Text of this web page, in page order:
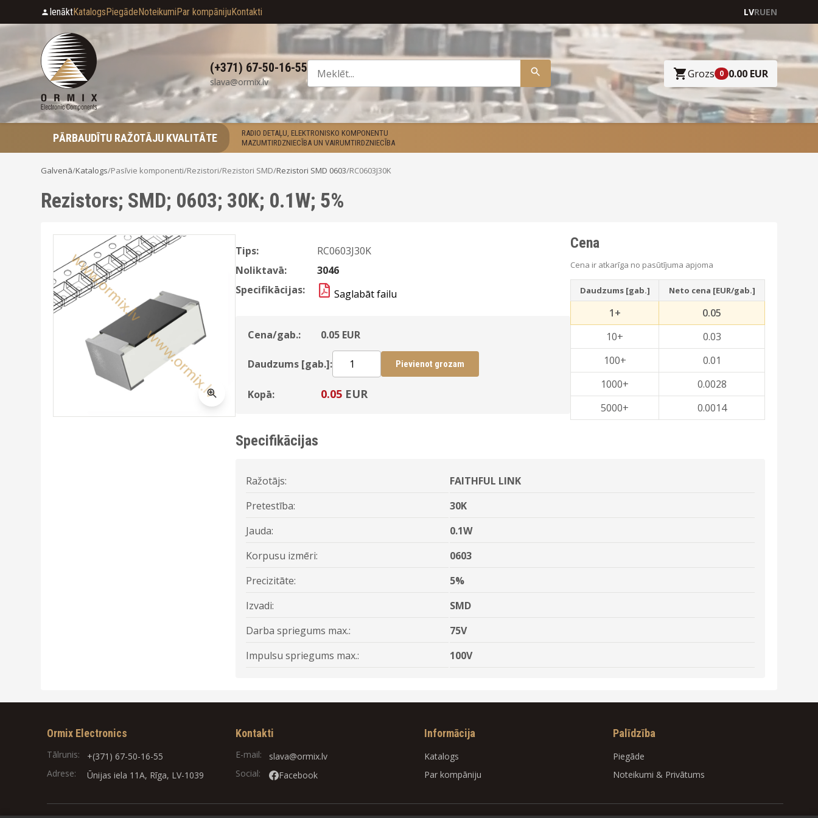
IenāktKatalogsPiegādeNoteikumiPar kompānijuKontakti LVRUEN
(+371) 67-50-16-55
slava@ormix.lv
Grozs 0 0.00 EUR
PĀRBAUDĪTU RAŽOTĀJU KVALITĀTE
RADIO DETAĻU, ELEKTRONISKO KOMPONENTU
MAZUMTIRDZNIECĪBA UN VAIRUMTIRDZNIECĪBA
Galvenā/Katalogs/Pasīvie komponenti/Rezistori/Rezistori SMD/Rezistori SMD 0603/RC0603J30K
Rezistors; SMD; 0603; 30K; 0.1W; 5%
Tips:
RC0603J30K
Noliktavā:
3046
Specifikācijas:
Saglabāt failu
Cena/gab.: 0.05 EUR
Daudzums [gab.]: Pievienot grozam
Kopā: 0.05 EUR
Cena
Cena ir atkarīga no pasūtījuma apjoma
Daudzums [gab.] Neto cena [EUR/gab.]
1+
0.05
10+
0.03
100+
0.01
1000+
0.0028
5000+
0.0014
Specifikācijas
Ražotājs:
FAITHFUL LINK
Pretestība:
30K
Jauda:
0.1W
Korpusu izmēri:
0603
Precizitāte:
5%
Izvadi:
SMD
Darba spriegums max.:
75V
Impulsu spriegums max.:
100V
Ormix Electronics
Tālrunis:
+(371) 67-50-16-55
Adrese:
Ūnijas iela 11A, Rīga, LV-1039
Kontakti
E-mail:
slava@ormix.lv
Social:
Facebook
Informācija
Katalogs
Par kompāniju
Palīdzība
Piegāde
Noteikumi & Privātums